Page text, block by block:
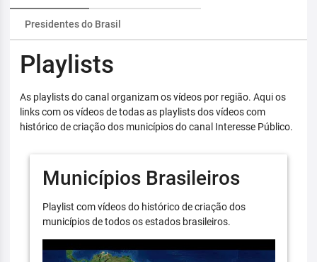
Presidentes do Brasil
Playlists
As playlists do canal organizam os vídeos por região. Aqui os
links com os vídeos de todas as playlists dos vídeos com
histórico de criação dos municípios do canal Interesse Público.
Municípios Brasileiros
Playlist com vídeos do histórico de criação dos
municípios de todos os estados brasileiros.